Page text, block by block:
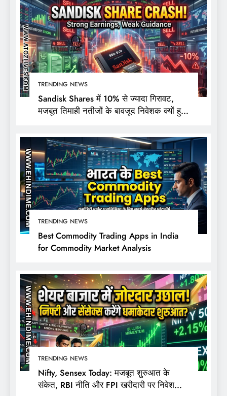
TRENDING NEWS
Sandisk Shares में 10% से ज्यादा गिरावट,
मजबूत तिमाही नतीजों के बावजूद निवेशक क्यों हुए
TRENDING NEWS
Best Commodity Trading Apps in India
for Commodity Market Analysis
TRENDING NEWS
Nifty, Sensex Today: मजबूत शुरुआत के
संकेत, RBI नीति और FPI खरीदारी पर निवेशकों